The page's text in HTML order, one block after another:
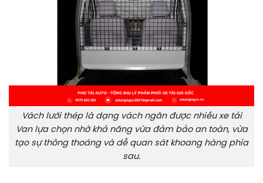
Vách lưới thép là dạng vách ngăn được nhiều xe tải
Van lựa chọn nhờ khả năng vừa đảm bảo an toàn, vừa
tạo sự thông thoáng và dễ quan sát khoang hàng phía
sau.